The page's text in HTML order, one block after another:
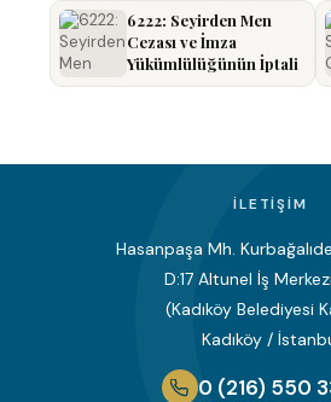
6222: Seyirden Men
Cezası ve İmza
Yükümlülüğünün İptali
İLETIŞIM
Hasanpaşa Mh.
D:17 Altunel İş
(Kadıköy Belediyesi
Kadıköy /
0 (216) 550